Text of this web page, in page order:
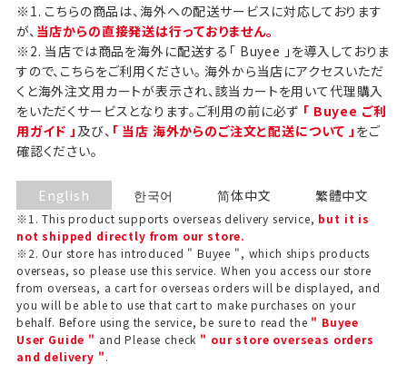
※1. こちらの商品は、海外への配送サービスに対応しております
が、 当店からの直接発送は行っておりません。
※2. 当店では商品を海外に配送する「 Buyee 」を導入しておりま
すので、こちらをご利用ください。 海外から当店にアクセスいただ
くと海外注文用カートが表示され、該当カートを用いて代理購入
をいただくサービスとなります。ご利用の前に必ず 「 Buyee ご利
用ガイド 」 及び、 「 当店 海外からのご注文と配送について 」 をご
確認ください。
English
※1. This product supports overseas delivery service, but it is
not shipped directly from our store.
※2. Our store has introduced " Buyee ", which ships products
overseas, so please use this service. When you access our store
from overseas, a cart for overseas orders will be displayed, and
you will be able to use that cart to make purchases on your
behalf. Before using the service, be sure to read the " Buyee
User Guide " and Please check " our store overseas orders
and delivery ".
한국어 简体中文 繁體中文